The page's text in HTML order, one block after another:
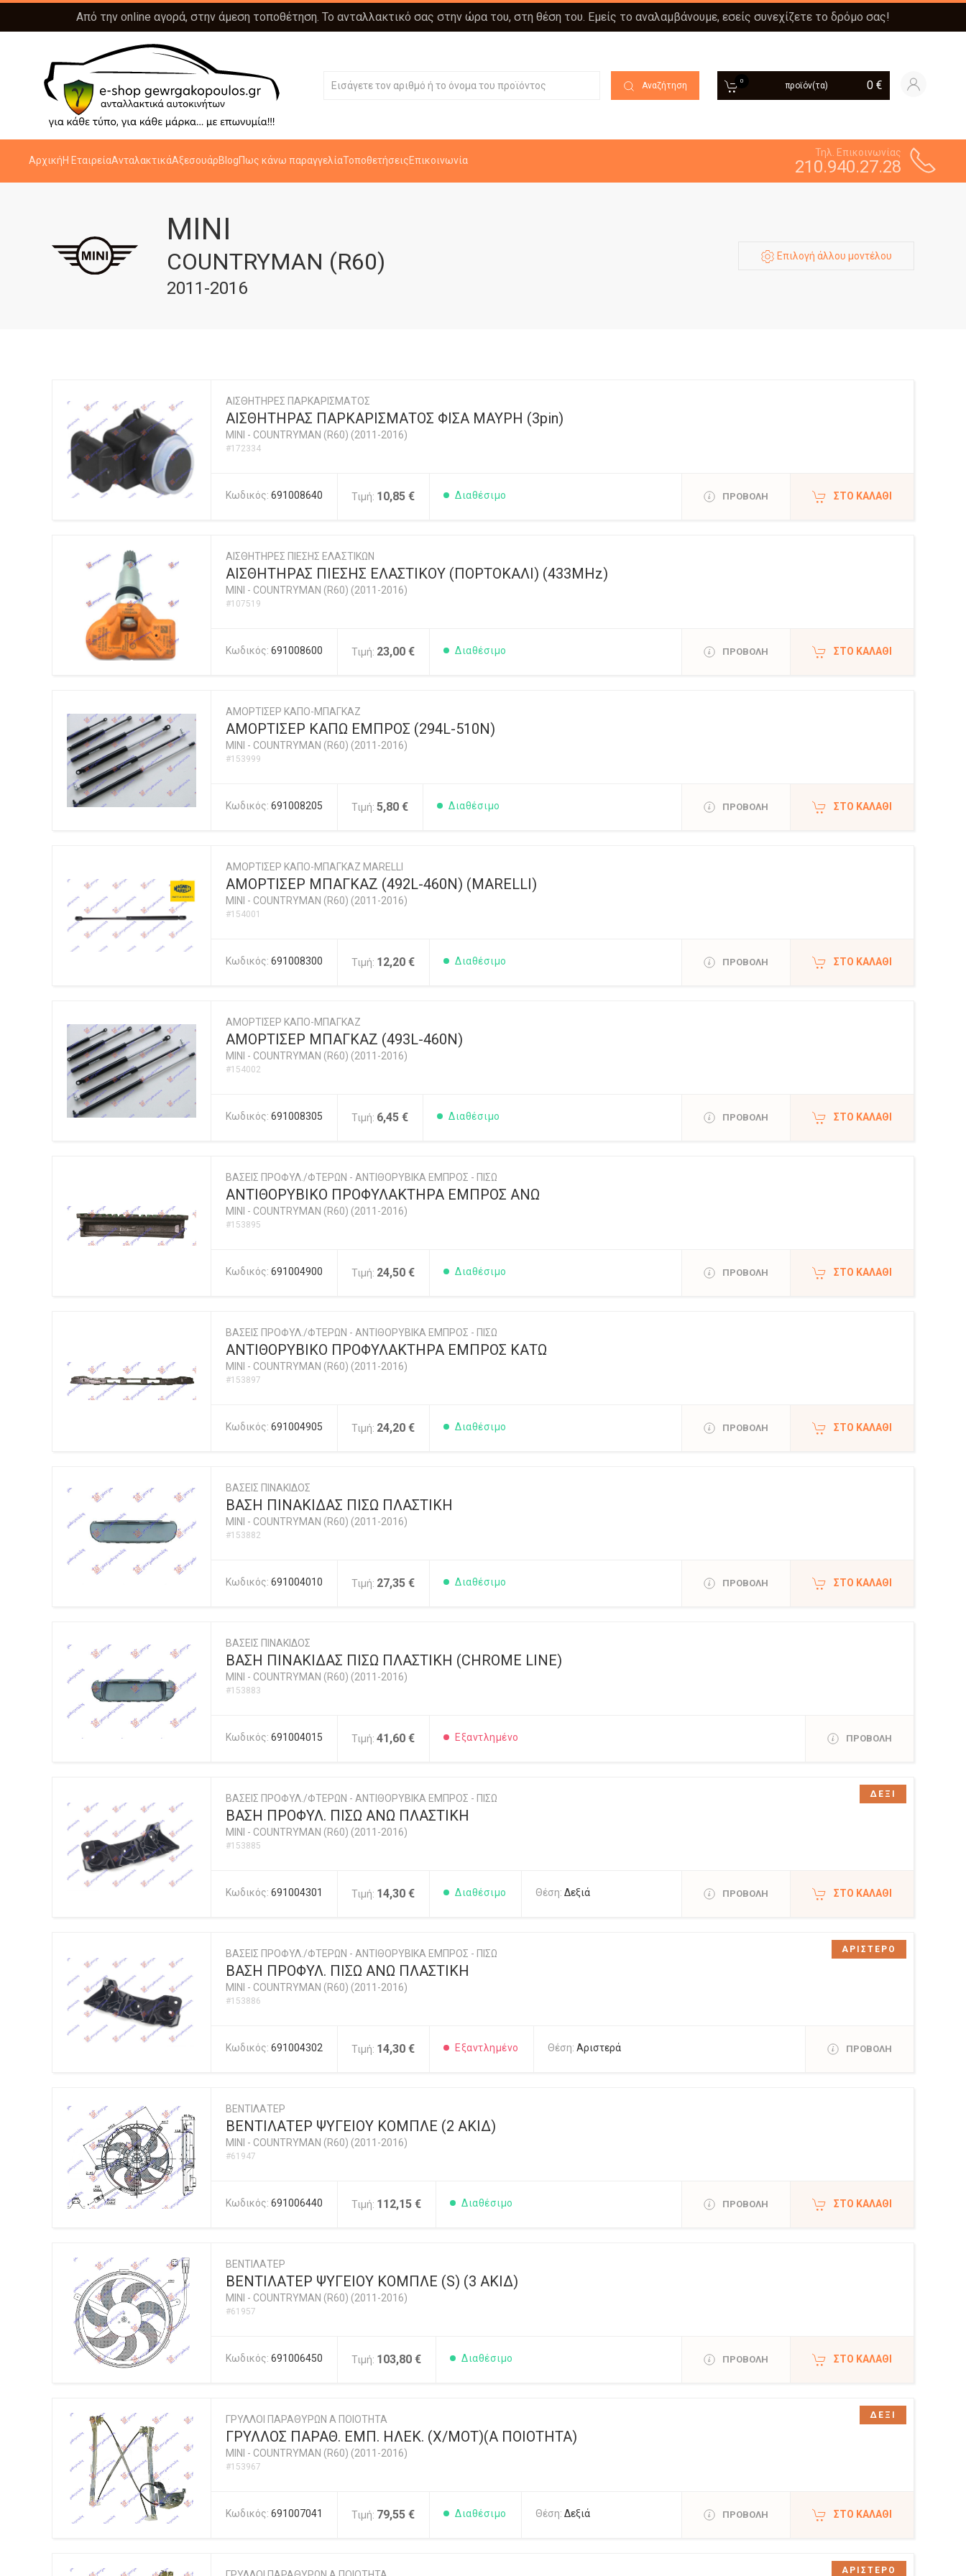
Από την online αγορά, στην άμεση τοποθέτηση. Το ανταλλακτικό σας στην ώρα του, στη θέση του. Εμείς το αναλαμβάνουμε, εσείς συνεχίζετε το δρόμο σας!
Αναζήτηση 0 προϊόν(τα) 0 €
ΑρχικήΗ ΕταιρείαΑνταλακτικάΑξεσουάρBlogΠως κάνω παραγγελίαΤοποθετήσειςΕπικοινωνία
Τηλ. Επικοινωνίας
210.940.27.28
MINI
COUNTRYMAN (R60)
2011-2016
Επιλογή άλλου μοντέλου
ΑΙΣΘΗΤΗΡΕΣ ΠΑΡΚΑΡΙΣΜΑΤΟΣ
ΑΙΣΘΗΤΗΡΑΣ ΠΑΡΚΑΡΙΣΜΑΤΟΣ ΦΙΣΑ ΜΑΥΡΗ (3pin)
MINI - COUNTRYMAN (R60) (2011-2016)
#172334
Κωδικός: 691008640 Τιμή: 10,85 € Διαθέσιμο ΠΡΟΒΟΛΗ ΣΤΟ ΚΑΛΆΘΙ
ΑΙΣΘΗΤΗΡΕΣ ΠΙΕΣΗΣ ΕΛΑΣΤΙΚΩΝ
ΑΙΣΘΗΤΗΡΑΣ ΠΙΕΣΗΣ ΕΛΑΣΤΙΚΟΥ (ΠΟΡΤΟΚΑΛΙ) (433MHz)
MINI - COUNTRYMAN (R60) (2011-2016)
#107519
Κωδικός: 691008600 Τιμή: 23,00 € Διαθέσιμο ΠΡΟΒΟΛΗ ΣΤΟ ΚΑΛΆΘΙ
ΑΜΟΡΤΙΣΕΡ ΚΑΠΟ-ΜΠΑΓΚΑΖ
ΑΜΟΡΤΙΣΕΡ ΚΑΠΩ ΕΜΠΡΟΣ (294L-510N)
MINI - COUNTRYMAN (R60) (2011-2016)
#153999
Κωδικός: 691008205 Τιμή: 5,80 € Διαθέσιμο ΠΡΟΒΟΛΗ ΣΤΟ ΚΑΛΆΘΙ
ΑΜΟΡΤΙΣΕΡ ΚΑΠΟ-ΜΠΑΓΚΑΖ MARELLI
ΑΜΟΡΤΙΣΕΡ ΜΠΑΓΚΑΖ (492L-460N) (MARELLI)
MINI - COUNTRYMAN (R60) (2011-2016)
#154001
Κωδικός: 691008300 Τιμή: 12,20 € Διαθέσιμο ΠΡΟΒΟΛΗ ΣΤΟ ΚΑΛΆΘΙ
ΑΜΟΡΤΙΣΕΡ ΚΑΠΟ-ΜΠΑΓΚΑΖ
ΑΜΟΡΤΙΣΕΡ ΜΠΑΓΚΑΖ (493L-460N)
MINI - COUNTRYMAN (R60) (2011-2016)
#154002
Κωδικός: 691008305 Τιμή: 6,45 € Διαθέσιμο ΠΡΟΒΟΛΗ ΣΤΟ ΚΑΛΆΘΙ
ΒΑΣΕΙΣ ΠΡΟΦΥΛ./ΦΤΕΡΩΝ - ΑΝΤΙΘΟΡΥΒΙΚΑ ΕΜΠΡΟΣ - ΠΙΣΩ
ΑΝΤΙΘΟΡΥΒΙΚΟ ΠΡΟΦΥΛΑΚΤΗΡΑ ΕΜΠΡΟΣ ΑΝΩ
MINI - COUNTRYMAN (R60) (2011-2016)
#153895
Κωδικός: 691004900 Τιμή: 24,50 € Διαθέσιμο ΠΡΟΒΟΛΗ ΣΤΟ ΚΑΛΆΘΙ
ΒΑΣΕΙΣ ΠΡΟΦΥΛ./ΦΤΕΡΩΝ - ΑΝΤΙΘΟΡΥΒΙΚΑ ΕΜΠΡΟΣ - ΠΙΣΩ
ΑΝΤΙΘΟΡΥΒΙΚΟ ΠΡΟΦΥΛΑΚΤΗΡΑ ΕΜΠΡΟΣ ΚΑΤΩ
MINI - COUNTRYMAN (R60) (2011-2016)
#153897
Κωδικός: 691004905 Τιμή: 24,20 € Διαθέσιμο ΠΡΟΒΟΛΗ ΣΤΟ ΚΑΛΆΘΙ
ΒΑΣΕΙΣ ΠΙΝΑΚΙΔΟΣ
ΒΑΣΗ ΠΙΝΑΚΙΔΑΣ ΠΙΣΩ ΠΛΑΣΤΙΚΗ
MINI - COUNTRYMAN (R60) (2011-2016)
#153882
Κωδικός: 691004010 Τιμή: 27,35 € Διαθέσιμο ΠΡΟΒΟΛΗ ΣΤΟ ΚΑΛΆΘΙ
ΒΑΣΕΙΣ ΠΙΝΑΚΙΔΟΣ
ΒΑΣΗ ΠΙΝΑΚΙΔΑΣ ΠΙΣΩ ΠΛΑΣΤΙΚΗ (CHROME LINE)
MINI - COUNTRYMAN (R60) (2011-2016)
#153883
Κωδικός: 691004015 Τιμή: 41,60 € Εξαντλημένο ΠΡΟΒΟΛΗ
ΒΑΣΕΙΣ ΠΡΟΦΥΛ./ΦΤΕΡΩΝ - ΑΝΤΙΘΟΡΥΒΙΚΑ ΕΜΠΡΟΣ - ΠΙΣΩ
ΒΑΣΗ ΠΡΟΦΥΛ. ΠΙΣΩ ΑΝΩ ΠΛΑΣΤΙΚΗ
MINI - COUNTRYMAN (R60) (2011-2016)
#153885
Κωδικός: 691004301 Τιμή: 14,30 € Διαθέσιμο Θέση: Δεξιά ΠΡΟΒΟΛΗ ΣΤΟ ΚΑΛΆΘΙ
ΔΕΞΙ
ΒΑΣΕΙΣ ΠΡΟΦΥΛ./ΦΤΕΡΩΝ - ΑΝΤΙΘΟΡΥΒΙΚΑ ΕΜΠΡΟΣ - ΠΙΣΩ
ΒΑΣΗ ΠΡΟΦΥΛ. ΠΙΣΩ ΑΝΩ ΠΛΑΣΤΙΚΗ
MINI - COUNTRYMAN (R60) (2011-2016)
#153886
Κωδικός: 691004302 Τιμή: 14,30 € Εξαντλημένο Θέση: Αριστερά ΠΡΟΒΟΛΗ
ΑΡΙΣΤΕΡΟ
ΒΕΝΤΙΛΑΤΕΡ
ΒΕΝΤΙΛΑΤΕΡ ΨΥΓΕΙΟΥ ΚΟΜΠΛΕ (2 ΑΚΙΔ)
MINI - COUNTRYMAN (R60) (2011-2016)
#61947
Κωδικός: 691006440 Τιμή: 112,15 € Διαθέσιμο ΠΡΟΒΟΛΗ ΣΤΟ ΚΑΛΆΘΙ
ΒΕΝΤΙΛΑΤΕΡ
ΒΕΝΤΙΛΑΤΕΡ ΨΥΓΕΙΟΥ ΚΟΜΠΛΕ (S) (3 ΑΚΙΔ)
MINI - COUNTRYMAN (R60) (2011-2016)
#61957
Κωδικός: 691006450 Τιμή: 103,80 € Διαθέσιμο ΠΡΟΒΟΛΗ ΣΤΟ ΚΑΛΆΘΙ
ΓΡΥΛΛΟΙ ΠΑΡΑΘΥΡΩΝ Α ΠΟΙΟΤΗΤΑ
ΓΡΥΛΛΟΣ ΠΑΡΑΘ. ΕΜΠ. ΗΛΕΚ. (Χ/ΜΟΤ)(Α ΠΟΙΟΤΗΤΑ)
MINI - COUNTRYMAN (R60) (2011-2016)
#153967
Κωδικός: 691007041 Τιμή: 79,55 € Διαθέσιμο Θέση: Δεξιά ΠΡΟΒΟΛΗ ΣΤΟ ΚΑΛΆΘΙ
ΔΕΞΙ
ΑΡΙΣΤΕΡΟ